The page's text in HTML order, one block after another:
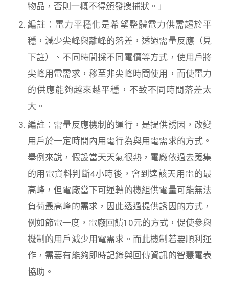
物品，否則一概不得頒發搜捕狀。」
編註：電力平穩化是希望整體電力供需趨於平
穩，減少尖峰與離峰的落差，透過需量反應（見
下註）、不同時間採不同電價等方式，使用戶將
尖峰用電需求，移至非尖峰時間使用，而使電力
的供應能夠越來越平穩，不致不同時間落差太
大。
編註：需量反應機制的運行，是提供誘因，改變
用戶於一定時間內用電行為與用電需求的方式。
舉例來說，假設當天天氣很熱，電廠依過去蒐集
的用電資料判斷4小時後，會到達該天用電的最
高峰，但電廠當下可運轉的機組供電量可能無法
負荷最高峰的需求，因此透過提供誘因的方式，
例如節電一度，電廠回饋10元的方式，促使參與
機制的用戶減少用電需求。而此機制若要順利運
作，需要有能夠即時記錄與回傳資訊的智慧電表
協助。